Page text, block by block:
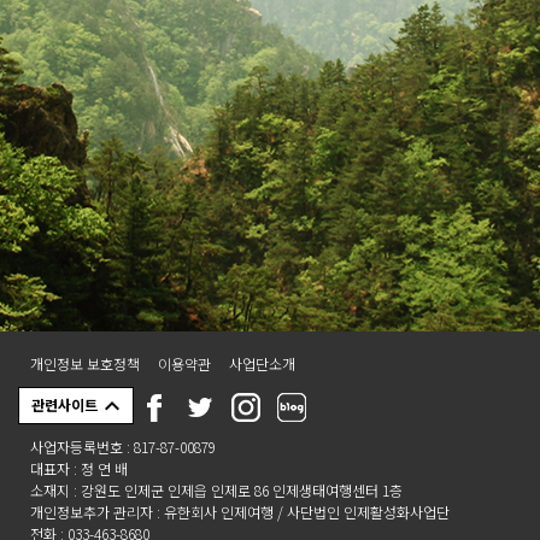
개인정보 보호정책 이용약관 사업단소개
관련사이트
사업자등록번호 : 817-87-00879
대표자 : 정 연 배
소재지 : 강원도 인제군 인제읍 인제로 86 인제생태여행센터 1층
개인정보추가 관리자 : 유한회사 인제여행 / 사단법인 인제활성화사업단
전화 : 033-463-8680